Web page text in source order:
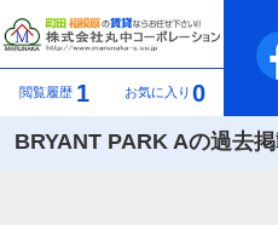
閲覧履歴 1 お気に入り 0
BRYANT PARK Aの過去